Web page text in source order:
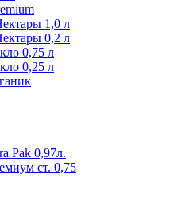
1,0 л
0,2 л
0,75 л
0,25 л
Pak 0,97л.
ст. 0,75